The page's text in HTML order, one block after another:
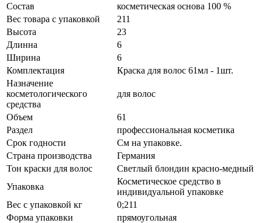
Состав
косметическая основа 100 %
Вес товара с упаковкой
211
Высота
23
Длинна
6
Ширина
6
Комплектация
Краска для волос 61мл - 1шт.
Назначение
косметологического
средства
для волос
Объем
61
Раздел
профессиональная косметика
Срок годности
См на упаковке.
Страна производства
Германия
Тон краски для волос
Светлый блондин красно-медный
Упаковка
Косметическое средство в
индивидуальной упаковке
Вес с упаковкой кг
0;211
Форма упаковки
прямоугольная